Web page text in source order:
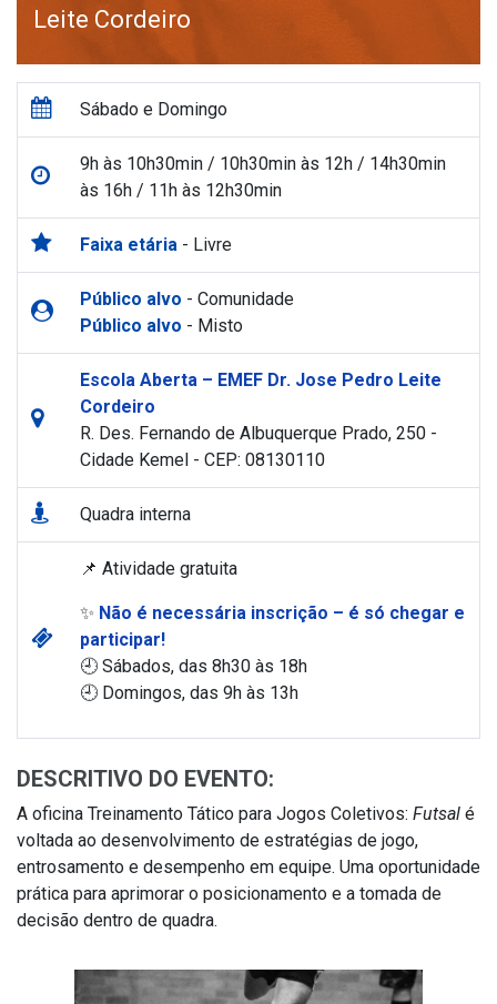
Leite Cordeiro
Sábado e Domingo
9h às 10h30min / 10h30min às 12h / 14h30min
às 16h / 11h às 12h30min
Faixa etária - Livre
Público alvo - Comunidade
Público alvo - Misto
Escola Aberta – EMEF Dr. Jose Pedro Leite
Cordeiro
R. Des. Fernando de Albuquerque Prado, 250 -
Cidade Kemel - CEP: 08130110
Quadra interna
📌 Atividade gratuita
✨ Não é necessária inscrição – é só chegar e
participar!
🕘 Sábados, das 8h30 às 18h
🕘 Domingos, das 9h às 13h
DESCRITIVO DO EVENTO:
A oficina Treinamento Tático para Jogos Coletivos: Futsal é
voltada ao desenvolvimento de estratégias de jogo,
entrosamento e desempenho em equipe. Uma oportunidade
prática para aprimorar o posicionamento e a tomada de
decisão dentro de quadra.